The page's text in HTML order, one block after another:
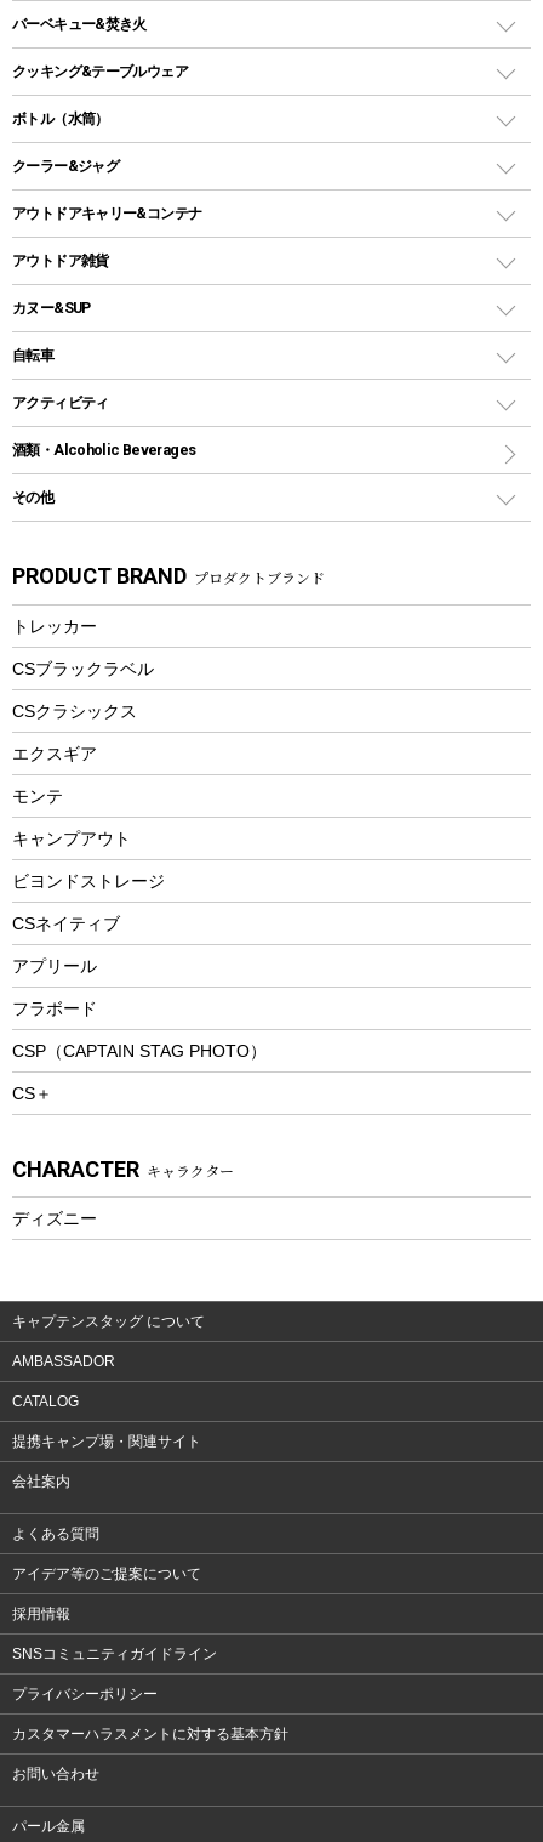
タープ
スクエアタープ（レクタタープ）
メッシュタープ
自立式タープ
パラソル
テントアクセサリー
ペグ
グランドシート
ガイドロープ
ツール
ガスランタン
オイルランタン
LEDライト
ヘッドライト
キャンドル
ガスバーナー
ガス缶
ガストーチ、ライター
バーベキュー&焚き火
バーベキューコンロ、グリル
焚き火台タイプ（ロースタイル）グリル
卓上タイプグリル
パーティータイプグリル
鉄板、アミ
焚き火台&ストーブ
火起こし
バーベキューツール
クッキング&テーブルウェア
ダッチオーブン
ホットサンドメーカー
クッカーセット
シェラカップ
クッキングツール
ナイフ
カトラリー
マグカップ、カップ
ステンレスボトル
フードボトル
トレー
ランチョンマット
ランチボックス
ボトル（水筒）
ステンレスボトル
コップ付きタイプ
ワンタッチタイプ
プラスチックボトル
ディズニーボトル
クーラー&ジャグ
クーラーボックス
クーラーバッグ
ウォータージャグ
保冷剤
アウトドアキャリー&コンテナ
アウトドアキャリー
アウトドア雑貨
バックパック&バッグ
リュック、バックパック
トートバッグ、サコッシュ
ショッピングキャリー
その他アウトドア雑貨
スプレー関係
ツール、他
カヌー&SUP
インフレータブル
カヤック
パドル
ヘルメット
エアーポンプ
アクセサリー
自転車
折りたたみ自転車
スポーツサイクル
シティサイクル
自転車ウェア
アクティビティ
マリン
ラッシュガード
パラソル
フローティングベスト
ヘルメット
エアーポンプ
ビーチテント
ウィンター
スノーシュー
防寒ウェア
トレッキング
トレッキングアクセサリー
プレイグッズ
ウェルネス
ウェア、タオル
ウェア
酒類・Alcoholic Beverages
その他
湯たんぽ
防災用品
PRODUCT BRAND プロダクトブランド
トレッカー
CSブラックラベル
CSクラシックス
エクスギア
モンテ
キャンプアウト
ビヨンドストレージ
CSネイティブ
アプリール
フラボード
CSP（CAPTAIN STAG PHOTO）
CS＋
CHARACTER キャラクター
ディズニー
キャプテンスタッグ について
AMBASSADOR
CATALOG
提携キャンプ場・関連サイト
会社案内
よくある質問
アイデア等のご提案について
採用情報
SNSコミュニティガイドライン
プライバシーポリシー
カスタマーハラスメントに対する基本方針
お問い合わせ
パール金属